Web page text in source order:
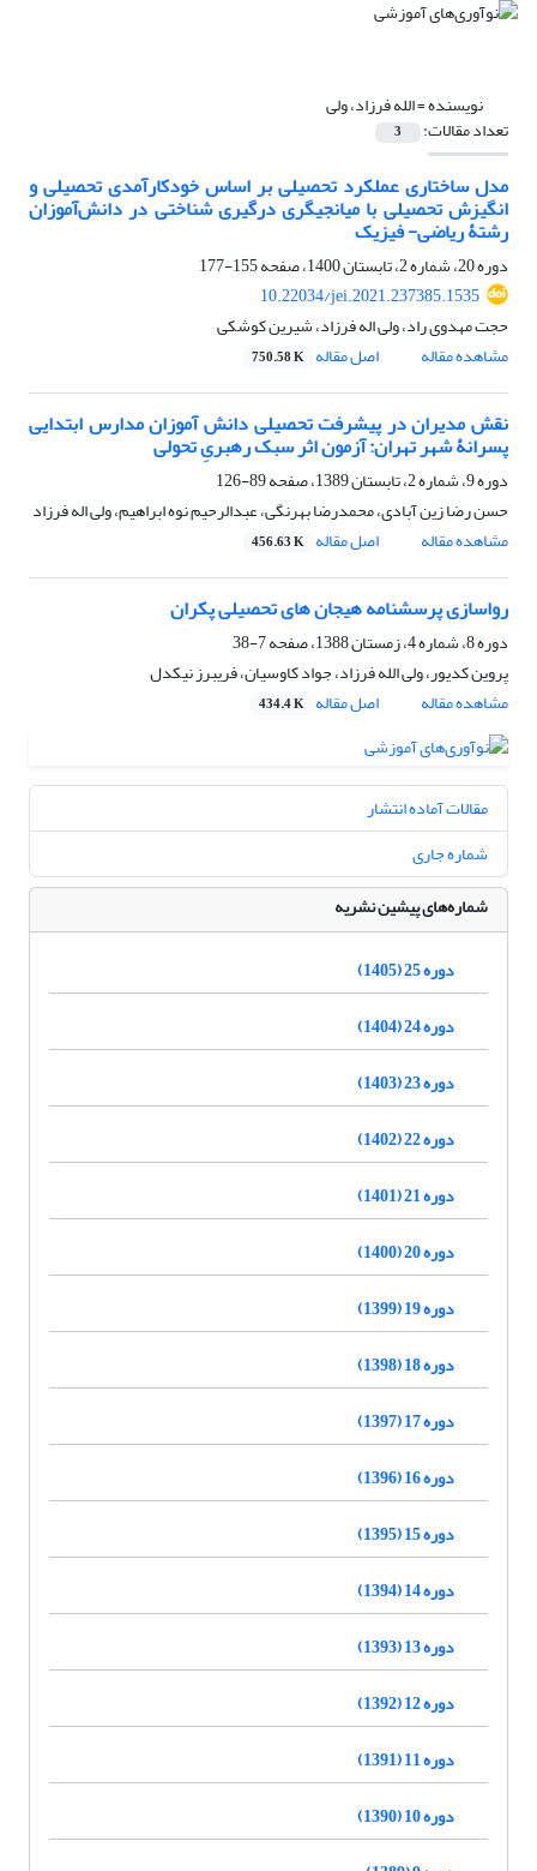
نویسنده =الله فرزاد، ولی
تعداد مقالات: 3
مدل ساختاری عملکرد تحصیلی بر اساس خودکارآمدی تحصیلی و
انگیزش تحصیلی با میانجیگری درگیری شناختی در دانش‌آموزان
رشتۀ ریاضی- فیزیک
دوره 20، شماره 2، تابستان 1400، صفحه
155-177
10.22034/jei.2021.237385.1535
حجت مهدوی راد، ولی اله فرزاد، شیرین کوشکی
مشاهده مقاله
اصل مقاله 750.58 K
نقش مدیران در پیشرفت تحصیلی دانش آموزان مدارس ابتدایی
پسرانۀ شهر تهران: آزمون اثر سبک رهبریِ تحولی
دوره 9، شماره 2، تابستان 1389، صفحه
89-126
حسن رضا زین آبادی، محمدرضا بهرنگی، عبدالرحیم نوه ابراهیم، ولی اله فرزاد
مشاهده مقاله
اصل مقاله 456.63 K
رواسازی پرسشنامه هیجان های تحصیلی پکران
دوره 8، شماره 4، زمستان 1388، صفحه
7-38
پروین کدیور، ولی الله فرزاد، جواد کاوسیان، فریبرز نیکدل
مشاهده مقاله
اصل مقاله 434.4 K
مقالات آماده انتشار
شماره جاری
شماره‌های پیشین نشریه
دوره 25 (1405)
دوره 24 (1404)
دوره 23 (1403)
دوره 22 (1402)
دوره 21 (1401)
دوره 20 (1400)
دوره 19 (1399)
دوره 18 (1398)
دوره 17 (1397)
دوره 16 (1396)
دوره 15 (1395)
دوره 14 (1394)
دوره 13 (1393)
دوره 12 (1392)
دوره 11 (1391)
دوره 10 (1390)